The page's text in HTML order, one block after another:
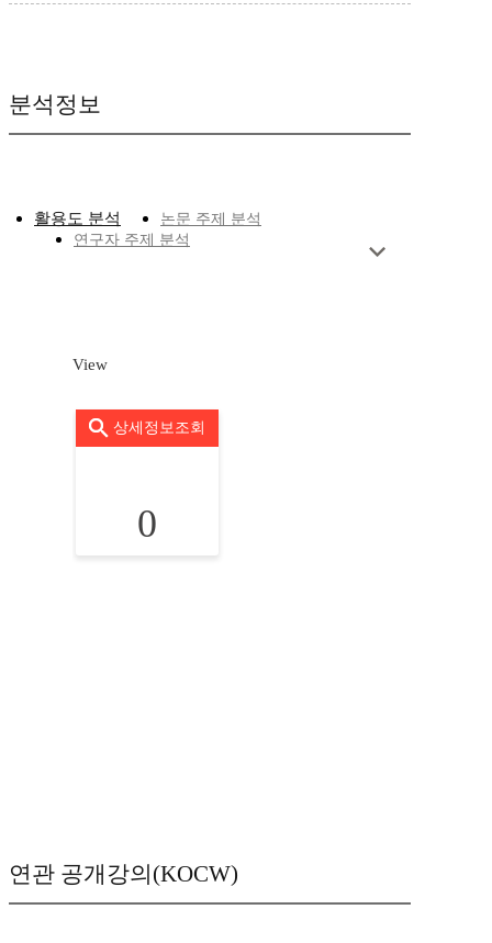
분석정보
활용도 분석
논문 주제 분석
연구자 주제 분석
View
상세정보조회
0
연관 공개강의(KOCW)